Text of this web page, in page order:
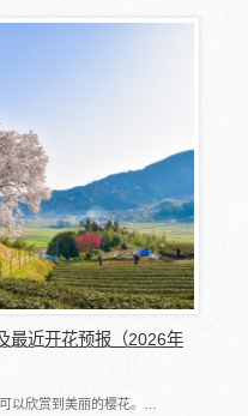
最近开花预报（2026年
以欣赏到美丽的樱花。…